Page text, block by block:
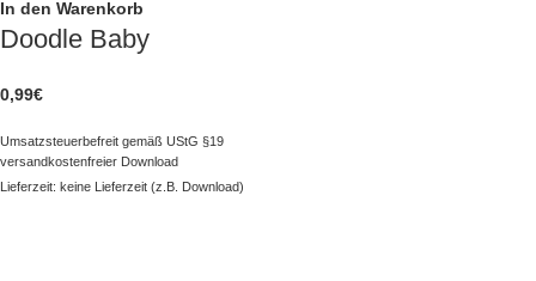
In den Warenkorb
Doodle Baby
0,99€
Umsatzsteuerbefreit gemäß UStG §19
versandkostenfreier Download
Lieferzeit: keine Lieferzeit (z.B. Download)